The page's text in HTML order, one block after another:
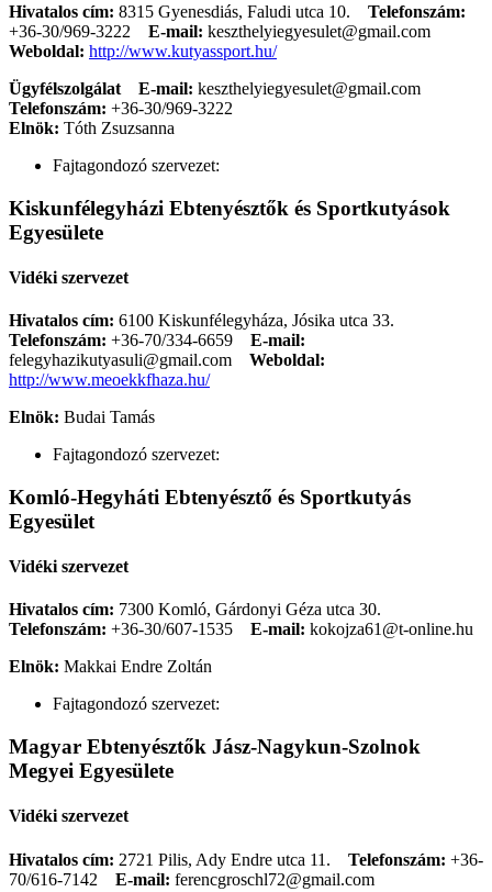
Hivatalos cím: 8315 Gyenesdiás, Faludi utca 10. Telefonszám:
+36-30/969-3222
E-mail: keszthelyiegyesulet@gmail.com
Weboldal: http://www.kutyassport.hu/
Ügyfélszolgálat
E-mail: keszthelyiegyesulet@gmail.com
Telefonszám: +36-30/969-3222
Elnök: Tóth Zsuzsanna
Fajtagondozó szervezet:
Kiskunfélegyházi Ebtenyésztők és Sportkutyások
Egyesülete
Vidéki szervezet
Hivatalos cím: 6100 Kiskunfélegyháza, Jósika utca 33.
Telefonszám: +36-70/334-6659
E-mail:
felegyhazikutyasuli@gmail.com
Weboldal:
http://www.meoekkfhaza.hu/
Elnök: Budai Tamás
Fajtagondozó szervezet:
Komló-Hegyháti Ebtenyésztő és Sportkutyás
Egyesület
Vidéki szervezet
Hivatalos cím: 7300 Komló, Gárdonyi Géza utca 30.
Telefonszám: +36-30/607-1535 E-mail: kokojza61@t-online.hu
Elnök: Makkai Endre Zoltán
Fajtagondozó szervezet:
Magyar Ebtenyésztők Jász-Nagykun-Szolnok
Megyei Egyesülete
Vidéki szervezet
Hivatalos cím: 2721 Pilis, Ady Endre utca 11. Telefonszám: +36-
70/616-7142
E-mail: ferencgroschl72@gmail.com